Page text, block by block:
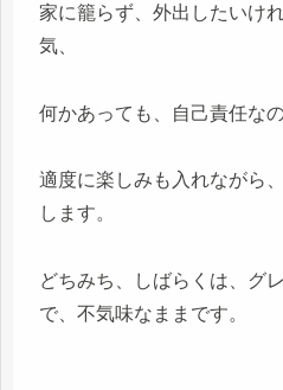
家に籠らず、外出したいけ
気、
何かあっても、自己責任なの
適度に楽しみも入れながら
します。
どちみち、しばらくは、グ
で、不気味なままです。